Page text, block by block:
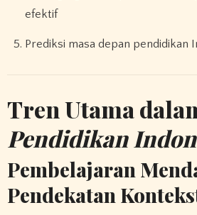
efektif
Prediksi masa depan pendidikan
Tren Utama
Pendidikan
Pembelajaran
Pendekatan